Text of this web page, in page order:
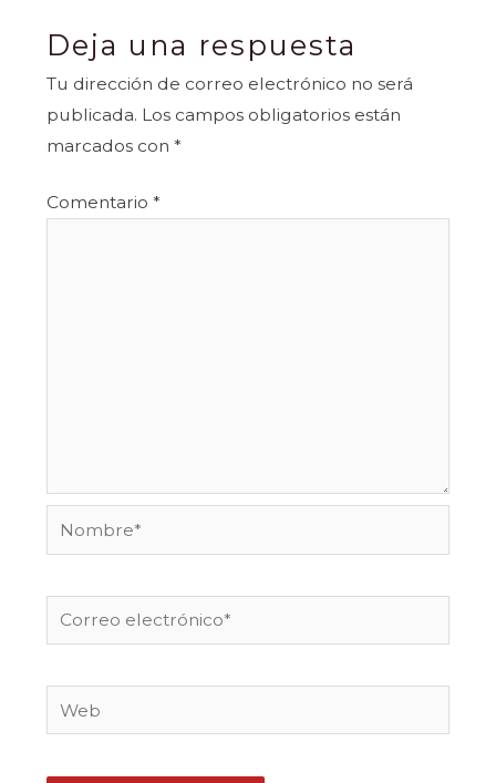
Deja una respuesta
Tu dirección de correo electrónico no será
publicada. Los campos obligatorios están
marcados con *
Comentario *
Nombre*
Correo
electrónico*
Web